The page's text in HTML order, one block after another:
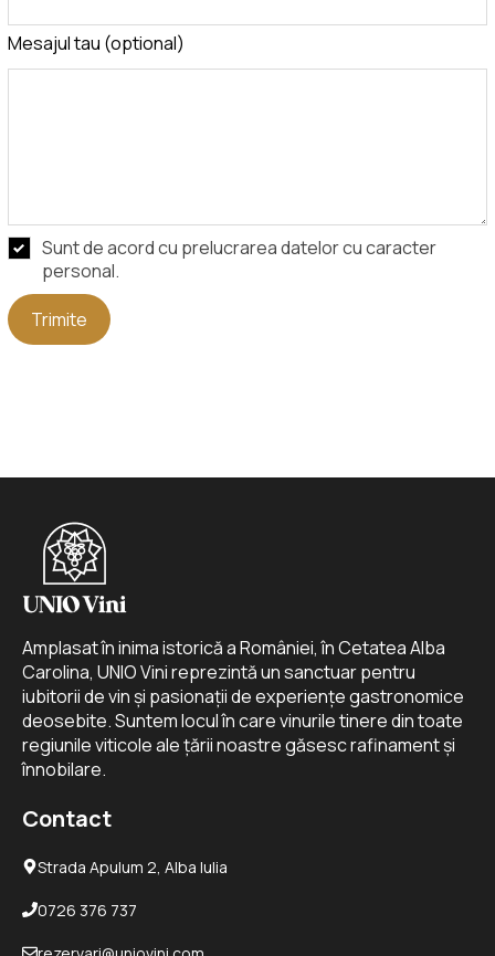
Mesajul tau (optional)
Sunt de acord cu prelucrarea datelor cu caracter
personal.
Trimite
Amplasat în inima istorică a României, în Cetatea Alba
Carolina, UNIO Vini reprezintă un sanctuar pentru
iubitorii de vin și pasionații de experiențe gastronomice
deosebite. Suntem locul în care vinurile tinere din toate
regiunile viticole ale țării noastre găsesc rafinament și
înnobilare.
Contact
Strada Apulum 2, Alba Iulia
0726 376 737